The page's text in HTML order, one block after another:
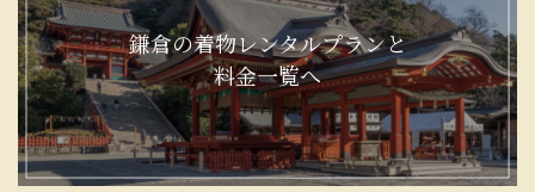
鎌倉の着物レンタルプランと
料金一覧へ